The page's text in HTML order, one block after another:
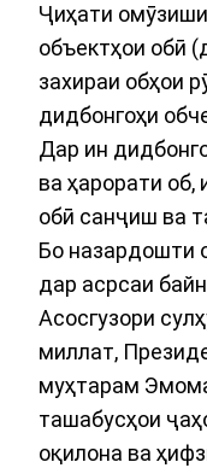
Ҷиҳати
объектҳои обӣ
захираи обҳои
дидбонгоҳи
Дар ин
ва ҳарорати об,
обӣ санҷиш ва
Бо назардошти
дар асрсаи
Асосгузори
миллат,
муҳтарам
ташабусҳои
оқилона ва